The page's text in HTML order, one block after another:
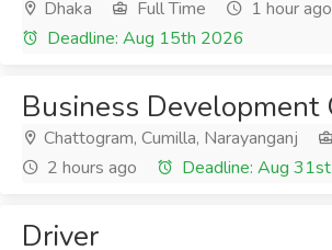
Dhaka Full Time
1 hour ago
Deadline: Aug 15th 2026
Business Development
Chattogram, Cumilla, Narayanganj
2 hours ago
Deadline: Aug
Driver